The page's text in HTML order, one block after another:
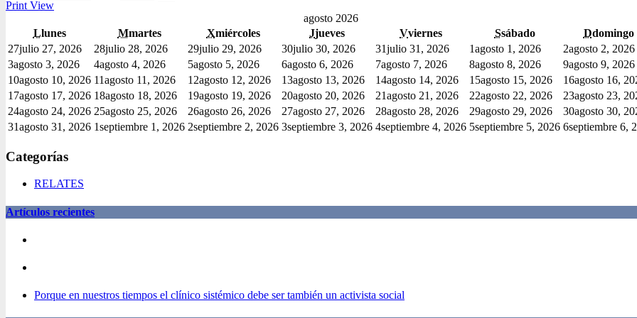
Print View
agosto 2026
Llunes Mmartes Xmiércoles Jjueves Vviernes Ssábado Ddomingo
27julio 27, 2026 28julio 28, 2026 29julio 29, 2026 30julio 30, 2026 31julio 31, 2026 1agosto 1, 2026 2agosto 2, 2026
3agosto 3, 2026 4agosto 4, 2026 5agosto 5, 2026 6agosto 6, 2026 7agosto 7, 2026 8agosto 8, 2026 9agosto 9, 2026
10agosto 10, 2026 11agosto 11, 2026 12agosto 12, 2026 13agosto 13, 2026 14agosto 14, 2026 15agosto 15, 2026 16agosto 16,
17agosto 17, 2026 18agosto 18, 2026 19agosto 19, 2026 20agosto 20, 2026 21agosto 21, 2026 22agosto 22, 2026 23agosto 23,
24agosto 24, 2026 25agosto 25, 2026 26agosto 26, 2026 27agosto 27, 2026 28agosto 28, 2026 29agosto 29, 2026 30agosto 30,
31agosto 31, 2026 1septiembre 1, 2026 2septiembre 2, 2026 3septiembre 3, 2026 4septiembre 4, 2026 5septiembre 5, 2026 6septiembre 6,
Categorías
RELATES
Artículos recientes
Porque en nuestros tiempos el clínico sistémico debe ser también un activista social